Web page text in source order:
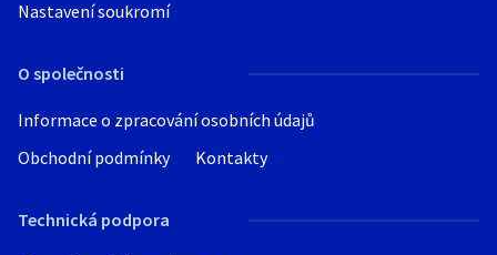
Nastavení soukromí
O společnosti
Informace o zpracování osobních údajů
Obchodní podmínky
Kontakty
Technická podpora